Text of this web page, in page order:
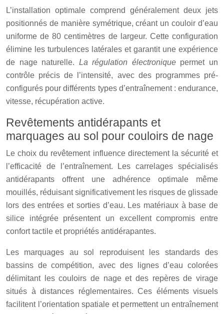
L’installation optimale comprend généralement deux jets
positionnés de manière symétrique, créant un couloir d’eau
uniforme de 80 centimètres de largeur. Cette configuration
élimine les turbulences latérales et garantit une expérience
de nage naturelle. La régulation électronique permet un
contrôle précis de l’intensité, avec des programmes pré-
configurés pour différents types d’entraînement : endurance,
vitesse, récupération active.
Revêtements antidérapants et
marquages au sol pour couloirs de nage
Le choix du revêtement influence directement la sécurité et
l’efficacité de l’entraînement. Les carrelages spécialisés
antidérapants offrent une adhérence optimale même
mouillés, réduisant significativement les risques de glissade
lors des entrées et sorties d’eau. Les matériaux à base de
silice intégrée présentent un excellent compromis entre
confort tactile et propriétés antidérapantes.
Les marquages au sol reproduisent les standards des
bassins de compétition, avec des lignes d’eau colorées
délimitant les couloirs de nage et des repères de virage
situés à distances réglementaires. Ces éléments visuels
facilitent l’orientation spatiale et permettent un entraînement